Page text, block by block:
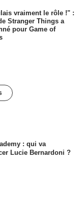
vraiment le rôle !" :
Stranger Things a
pour Game of
: qui va
Lucie Bernardoni ?